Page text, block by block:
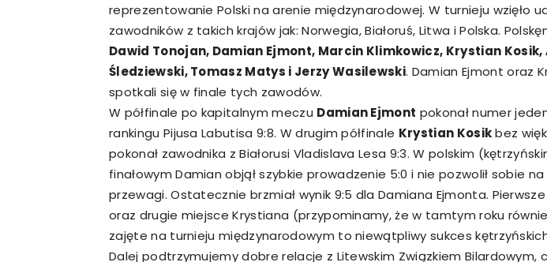
reprezentowanie Polski na arenie międzynarodowej. W turnieju wzięło
zawodników z takich krajów jak: Norwegia, Białoruś, Litwa i Polska.
Dawid Tonojan, Damian Ejmont, Marcin Klimkowicz, Krystian Kosik,
Śledziewski, Tomasz Matys i Jerzy Wasilewski. Damian Ejmont oraz
spotkali się w finale tych zawodów.
W półfinale po kapitalnym meczu Damian Ejmont pokonał numer
rankingu Pijusa Labutisa 9:8. W drugim półfinale Krystian Kosikbez
pokonał zawodnika z Białorusi Vladislava Lesa 9:3. W polskim
finałowym Damian objął szybkie prowadzenie 5:0 i nie pozwolił sobie
przewagi. Ostatecznie brzmiał wynik 9:5 dla Damiana Ejmonta.
oraz drugie miejsce Krystiana (przypominamy, że w tamtym roku
zajęte na turnieju międzynarodowym to niewątpliwy sukces
Dalej podtrzymujemy dobre relacje z Litewskim Związkiem Bilardowym,